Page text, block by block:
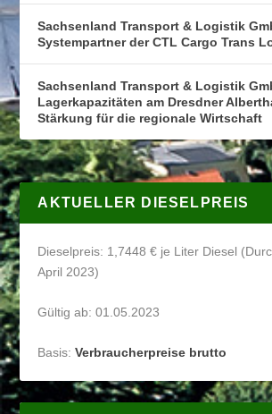
Sachsenland Transport & Logistik
Systempartner der CTL Cargo Trans
Sachsenland Transport & Logistik
Lagerkapazitäten am Dresdner
Stärkung für die regionale Wirtschaft
AKTUELLER DIESELPREIS
Dieselpreis: 1,7448 € je Liter Diesel
April 2023)
Gültig ab: 01.05.2023
Basis:Verbraucherpreise brutto